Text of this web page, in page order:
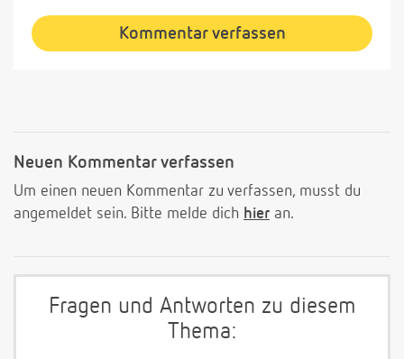
Kommentar verfassen
Neuen Kommentar verfassen
Um einen neuen Kommentar zu verfassen, musst du
angemeldet sein. Bitte melde dich hier an.
Fragen und Antworten zu diesem
Thema: